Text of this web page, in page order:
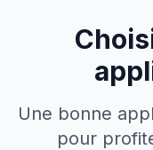
Une bonne
pour